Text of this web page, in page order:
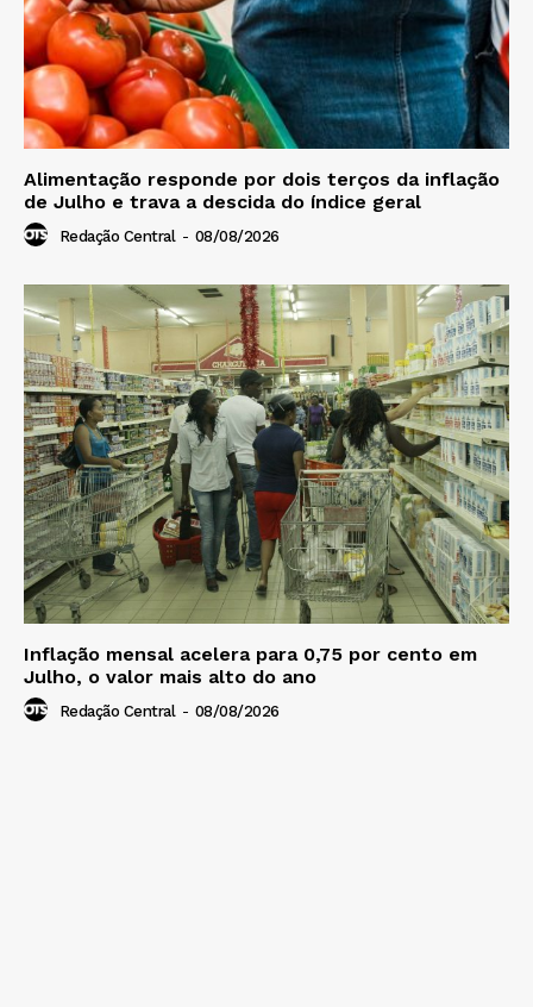
Alimentação responde por dois terços da inflação
de Julho e trava a descida do índice geral
Redação Central - 08/08/2026
Inflação mensal acelera para 0,75 por cento em
Julho, o valor mais alto do ano
Redação Central - 08/08/2026